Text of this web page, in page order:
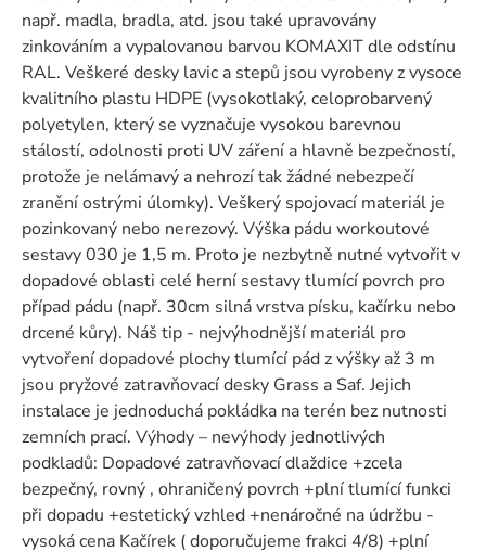
např. madla, bradla, atd. jsou také upravovány
zinkováním a vypalovanou barvou KOMAXIT dle odstínu
RAL. Veškeré desky lavic a stepů jsou vyrobeny z vysoce
kvalitního plastu HDPE (vysokotlaký, celoprobarvený
polyetylen, který se vyznačuje vysokou barevnou
stálostí, odolnosti proti UV záření a hlavně bezpečností,
protože je nelámavý a nehrozí tak žádné nebezpečí
zranění ostrými úlomky). Veškerý spojovací materiál je
pozinkovaný nebo nerezový. Výška pádu workoutové
sestavy 030 je 1,5 m. Proto je nezbytně nutné vytvořit v
dopadové oblasti celé herní sestavy tlumící povrch pro
případ pádu (např. 30cm silná vrstva písku, kačírku nebo
drcené kůry). Náš tip - nejvýhodnější materiál pro
vytvoření dopadové plochy tlumící pád z výšky až 3 m
jsou pryžové zatravňovací desky Grass a Saf. Jejich
instalace je jednoduchá pokládka na terén bez nutnosti
zemních prací. Výhody – nevýhody jednotlivých
podkladů: Dopadové zatravňovací dlaždice +zcela
bezpečný, rovný , ohraničený povrch +plní tlumící funkci
při dopadu +estetický vzhled +nenáročné na údržbu -
vysoká cena Kačírek ( doporučujeme frakci 4/8) +plní